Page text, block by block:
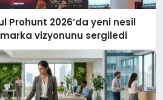
Prohunt 2026’da yeni nesil
vizyonunu sergiledi